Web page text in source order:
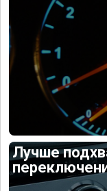
Лучше